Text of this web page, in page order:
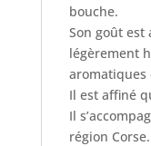
bouche.
Son goût est
légèrement
aromatiques
Il est affiné
Il
région Corse.